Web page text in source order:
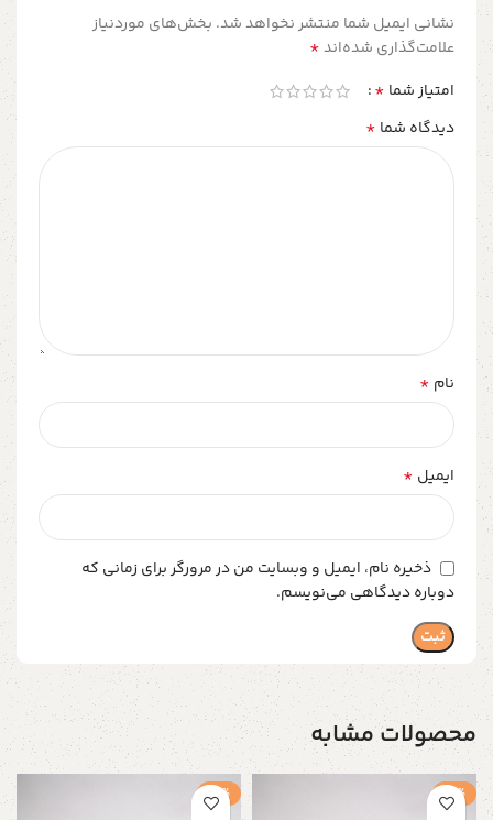
نشانی ایمیل شما منتشر نخواهد شد. بخش‌های موردنیاز
علامت‌گذاری شده‌اند*
امتیاز شما *
دیدگاه شما *
نام *
ایمیل *
ذخیره نام، ایمیل و وبسایت من در مرورگر برای زمانی که
دوباره دیدگاهی می‌نویسم.
محصولات مشابه
-5%
-5%